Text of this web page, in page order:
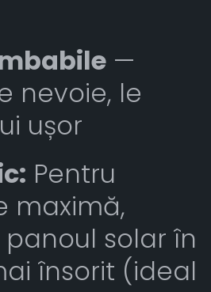
—
nevoie, le
ușor
Pentru
maximă,
solar în
însorit (ideal